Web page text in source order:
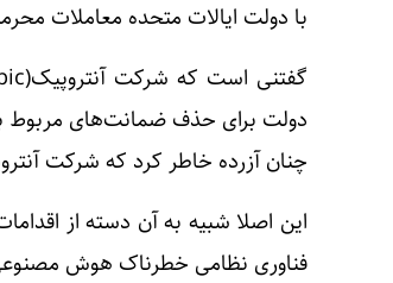
با دولت ایالات متحده معاملات
دولت برای حذف ضمانت‌های مربوط به
چنان آزرده خاطر کرد که شرکت
این اصلا شبیه به آن دسته از
فناوری نظامی خطرناک هوش